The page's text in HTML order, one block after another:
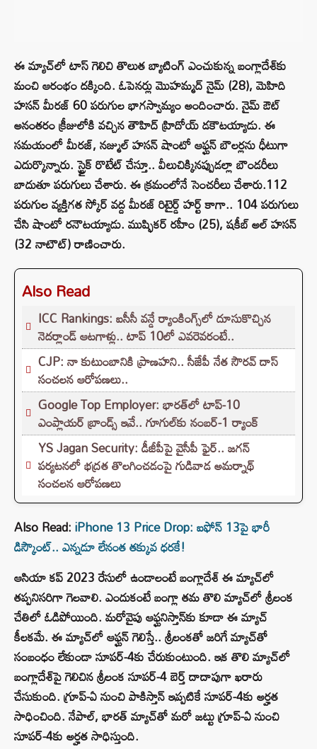
ఈ మ్యాచ్‌లో టాస్‌ గెలిచి తొలుత బ్యాటింగ్‌ ఎంచుకున్న బంగ్లాదేశ్‌కు
మంచి ఆరంభం దక్కింది. ఓపెనర్లు మొహమ్మద్‌ నైమ్‌ (28), మెహిది
హసన్‌ మీరజ్‌ 60 పరుగుల భాగస్వామ్యం అందించారు. నైమ్‌ ఔట్
అనంతరం క్రీజులోకి వచ్చిన తౌహిద్‌ హ్రిదోయ్‌ డకౌటయ్యాడు. ఈ
సమయంలో మీరజ్‌, నజ్ముల్‌ హసన్‌ షాంటో ఆఫ్ఘన్‌ బౌలర్లను ధీటుగా
ఎదుర్కొన్నారు. స్ట్రైక్ రొటేట్ చేస్తూ.. వీలుచిక్కినప్పుడల్లా బౌండరీలు
బాదుతూ పరుగులు చేశారు. ఈ క్రమంలోనే సెంచరీలు చేశారు.112
పరుగుల వ్యక్తిగత స్కోర్‌ వద్ద మీరజ్‌ రిటైర్డ్‌ హర్ట్‌ కాగా.. 104 పరుగులు
చేసి షాంటో రనౌటయ్యాడు. ముష్ఫికర్‌ రహీం (25), షకీబ్‌ అల్‌ హసన్‌
(32 నాటౌట్‌) రాణించారు.
Also Read
ICC Rankings: ఐసీసీ వన్డే ర్యాంకింగ్స్‌లో దూసుకొచ్చిన
నెదర్లాండ్ ఆటగాళ్లు.. టాప్ 10లో ఎవరెవరంటే..
CJP: నా కుటుంబానికి ప్రాణహని.. సీజేపీ నేత సౌరవ్ దాస్
సంచలన ఆరోపణలు..
Google Top Employer: భారత్‌లో టాప్-10
ఎంప్లాయర్ బ్రాండ్స్ ఇవే.. గూగుల్‌కు నంబర్-1 ర్యాంక్
YS Jagan Security: డీజీపీపై వైసీపీ ఫైర్.. జగన్
పర్యటనలో భద్రత తొలగించడంపై గుడివాడ అమర్నాథ్
సంచలన ఆరోపణలు
Also Read:iPhone 13 Price Drop: ఐఫోన్‌ 13పై భారీ
డిస్కౌంట్‌.. ఎన్నడూ లేనంత తక్కువ ధరకే!
ఆసియా కప్‌ 2023 రేసులో ఉండాలంటే బంగ్లాదేశ్‌ ఈ మ్యాచ్‌లో
తప్పనిసరిగా గెలవాలి. ఎందుకంటే బంగ్లా తమ తొలి మ్యాచ్‌లో శ్రీలంక
చేతిలో ఓడిపోయింది. మరోవైపు ఆఫ్ఘనిస్తాన్‌కు కూడా ఈ మ్యాచ్‌
కీలకమే. ఈ మ్యాచ్‌లో ఆఫ్ఘన్ గెలిస్తే.. శ్రీలంకతో జరిగే మ్యాచ్‌తో
సంబంధం లేకుండా సూపర్‌-4కు చేరుకుంటుంది. ఇక తొలి మ్యాచ్‌లో
బంగ్లాదేశ్‌పై గెలిచిన శ్రీలంక సూపర్‌-4 బెర్త్‌ దాదాపుగా ఖరారు
చేసుకుంది. గ్రూప్‌-ఏ నుంచి పాకిస్తాన్‌ ఇప్పటికే సూపర్‌-4కు అర్హత
సాధించింది. నేపాల్, భారత్ మ్యాచ్‌తో మరో జట్టు గ్రూప్‌-ఏ నుంచి
సూపర్‌-4కు అర్హత సాధిస్తుంది.